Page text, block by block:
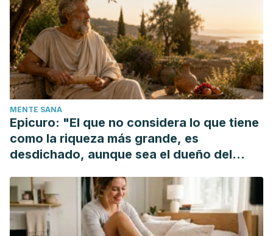
Samuel Babu A., Kumar Veluswamy S., Arena R., Guazzi M.
& Lavie C.J. Virgin coconut oil and his potential
cardioprotective effects. Postgraduate Medecinem Volume
126, Issue 7.
Boateng L., Ansong R. , Owusu WB. & Steiner-Asiedu M.
Coconut oil and palm oil’s role in nutrition, health and
national development: A review. Ghana Med J 2016
Sep;50(3):189-196.
The Ceylon Medical Journal. Coconut fats. Volumen 51, No.
MENTE SANA
Epicuro: "El que no considera lo que tiene
como la riqueza más grande, es
desdichado, aunque sea el dueño del